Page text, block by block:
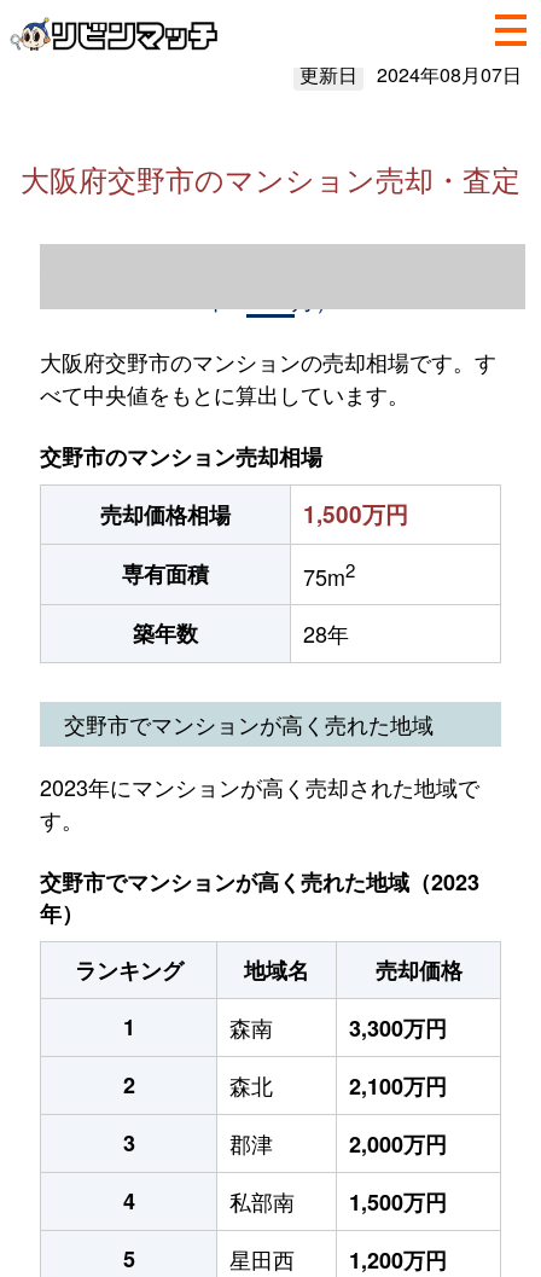
更新日 2024年08月07日
大阪府交野市のマンション売却・査定
大阪府交野市のマンションの売却相場です。す
べて中央値をもとに算出しています。
交野市のマンション売却相場
売却価格相場
1,500万円
専有面積 75m2
築年数 28年
交野市でマンションが高く売れた地域
2023年にマンションが高く売却された地域で
す。
交野市でマンションが高く売れた地域（2023
年）
ランキング
地域名
売却価格
1
森南
3,300万円
2
森北
2,100万円
3
郡津
2,000万円
4
私部南
1,500万円
5
星田西 1,200万円